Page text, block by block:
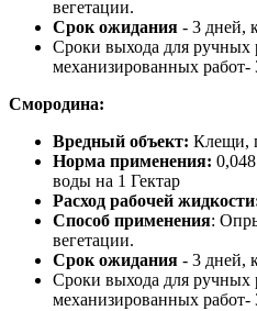
вегетации.
Срок ожидания - 3 дней,
Сроки выхода для ручных
механизированных работ-
Смородина:
Вредный объект: Клещи,
Норма применения:
воды на 1 Гектар
Расход рабочей
Способ применения:
вегетации.
Срок ожидания - 3 дней,
Сроки выхода для ручных
механизированных работ-